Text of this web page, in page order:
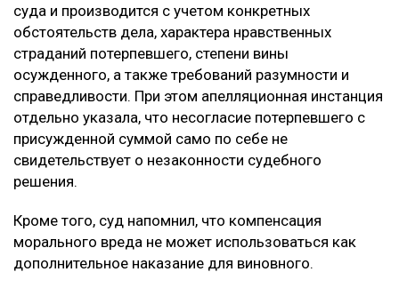
суда и производится с учетом конкретных
обстоятельств дела, характера нравственных
страданий потерпевшего, степени вины
осужденного, а также требований разумности и
справедливости. При этом апелляционная инстанция
отдельно указала, что несогласие потерпевшего с
присужденной суммой само по себе не
свидетельствует о незаконности судебного
решения.
Кроме того, суд напомнил, что компенсация
морального вреда не может использоваться как
дополнительное наказание для виновного.